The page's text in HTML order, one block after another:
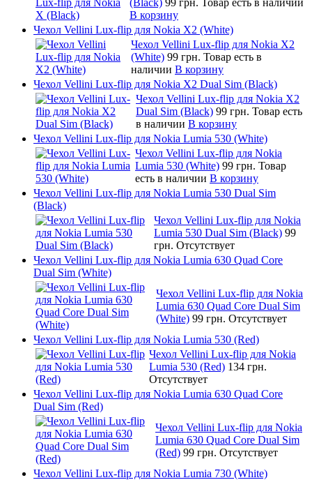
В корзину
Чехол Vellini Lux-flip для Nokia X2 (White)
Чехол Vellini Lux-flip для Nokia X2
(White) 99 грн. Товар есть в
наличии В корзину
Чехол Vellini Lux-flip для Nokia X2 Dual Sim (Black)
Чехол Vellini Lux-flip для Nokia X2
Dual Sim (Black) 99 грн. Товар есть
в наличии В корзину
Чехол Vellini Lux-flip для Nokia Lumia 530 (White)
Чехол Vellini Lux-flip для Nokia
Lumia 530 (White) 99 грн. Товар
есть в наличии В корзину
Чехол Vellini Lux-flip для Nokia Lumia 530 Dual Sim
(Black)
Чехол Vellini Lux-flip для Nokia
Lumia 530 Dual Sim (Black) 99
грн. Отсутствует
Чехол Vellini Lux-flip для Nokia Lumia 630 Quad Core
Dual Sim (White)
Чехол Vellini Lux-flip для Nokia
Lumia 630 Quad Core Dual Sim
(White) 99 грн. Отсутствует
Чехол Vellini Lux-flip для Nokia Lumia 530 (Red)
Чехол Vellini Lux-flip для Nokia
Lumia 530 (Red) 134 грн.
Отсутствует
Чехол Vellini Lux-flip для Nokia Lumia 630 Quad Core
Dual Sim (Red)
Чехол Vellini Lux-flip для Nokia
Lumia 630 Quad Core Dual Sim
(Red) 99 грн. Отсутствует
Чехол Vellini Lux-flip для Nokia Lumia 730 (White)